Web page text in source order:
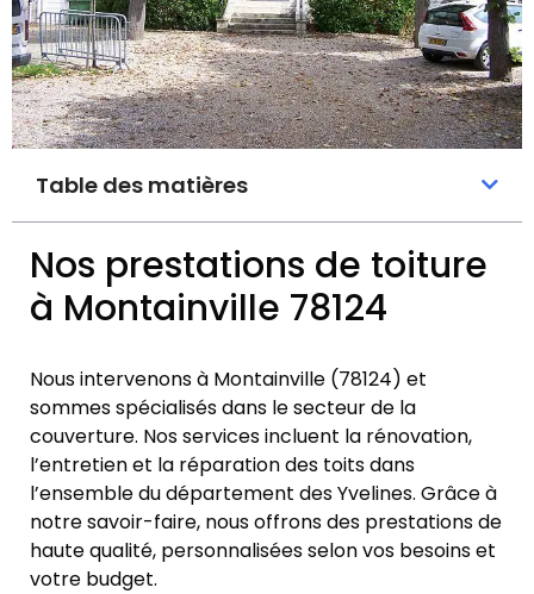
Table des matières
Nos prestations de toiture
à Montainville 78124
Nous intervenons à Montainville (78124) et
sommes spécialisés dans le secteur de la
couverture. Nos services incluent la rénovation,
l’entretien et la réparation des toits dans
l’ensemble du département des Yvelines. Grâce à
notre savoir-faire, nous offrons des prestations de
haute qualité, personnalisées selon vos besoins et
votre budget.